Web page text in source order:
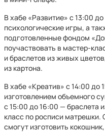
В хабе «Развитие» с 13:00
психологические игры, а
подготовленные фондом
поучаствовать в мастер-
и браслетов из живых
из картона.
В хабе «Креатив» с 14:00 до
изготовлением объемного
с 15:00 до 16:00 — браслета
класс по росписи матрешки.
смогут изготовить